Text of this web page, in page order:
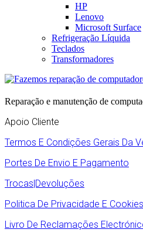
HP
Lenovo
Microsoft Surface
Refrigeração Líquida
Teclados
Transformadores
Reparação e manutenção de
Apoio Cliente
Termos E Condições Gerais Da
Portes De Envio E Pagamento
Trocas|Devoluções
Politica De Privacidade E Cookies
Livro De Reclamações